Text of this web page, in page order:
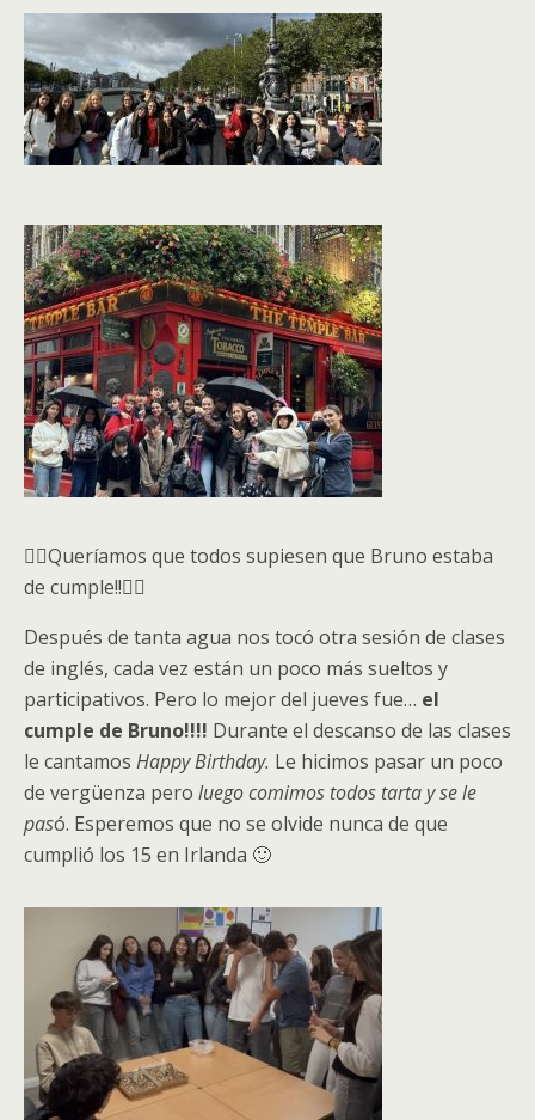
☝🏻Queríamos que todos supiesen que Bruno estaba
de cumple!!☝🏻
Después de tanta agua nos tocó otra sesión de clases
de inglés, cada vez están un poco más sueltos y
participativos. Pero lo mejor del jueves fue… el
cumple de Bruno!!!! Durante el descanso de las clases
le cantamos Happy Birthday. Le hicimos pasar un poco
de vergüenza pero luego comimos todos tarta y se le
pasó. Esperemos que no se olvide nunca de que
cumplió los 15 en Irlanda 🙂